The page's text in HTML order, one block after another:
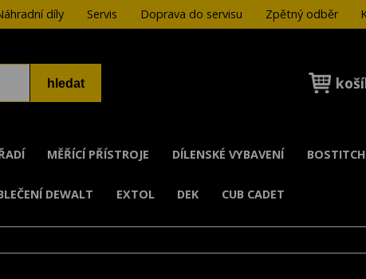
díly Servis Doprava do servisu Zpětný odběr
MĚŘÍCÍ PŘÍSTROJE DÍLENSKÉ VYBAVENÍ BOSTITCH
DEWALT EXTOL DEK CUB CADET